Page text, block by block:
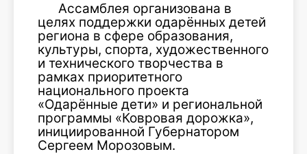
Ассамблея организована в
целях поддержки одарённых детей
региона в сфере образования,
культуры, спорта, художественного
и технического творчества в
рамках приоритетного
национального проекта
«Одарённые дети» и региональной
программы «Ковровая дорожка»,
инициированной Губернатором
Сергеем Морозовым.